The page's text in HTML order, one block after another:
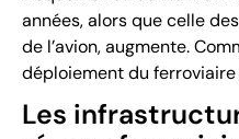
années, alors que celle
de l’avion, augmente.
déploiement du ferroviaire
Les